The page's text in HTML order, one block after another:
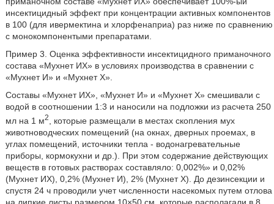
инсектицидный эффект при концентрации активных компонентов
в 100 (для ивермектина и хлорфенаприа) раз ниже по сравнению
с монокомпонентыми препаратами.
Пример 3. Оценка эффективности инсектицидного приманочного
состава «Мухнет ИХ» в условиях производства в сравнении с
«Мухнет И» и «Мухнет X».
Составы «Мухнет ИХ», «Мухнет И» и «Мухнет X» смешивали с
водой в соотношении 1:3 и наносили на подложки из расчета 250
мл на 1 м2
, которые размещали в местах скопления мух
животноводческих помещений (на окнах, дверных проемах, в
углах помещений, источники тепла - водонагревательные
приборы, кормокухни и др.). При этом содержание действующих
веществ в готовых растворах составляло: 0,002%» и 0,02%
(Мухнет ИХ), 0,2% (Мухнет И), 2% (Мухнет X). До дезинсекции и
спустя 24 ч проводили учет численности насекомых путем отлова
на липкие листы размером 10×50 см, которые располагали в 8